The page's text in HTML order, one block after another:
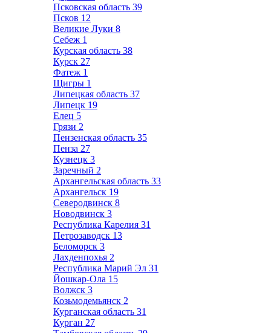
Псковская область 39
Псков 12
Великие Луки 8
Себеж 1
Курская область 38
Курск 27
Фатеж 1
Щигры 1
Липецкая область 37
Липецк 19
Елец 5
Грязи 2
Пензенская область 35
Пенза 27
Кузнецк 3
Заречный 2
Архангельская область 33
Архангельск 19
Северодвинск 8
Новодвинск 3
Республика Карелия 31
Петрозаводск 13
Беломорск 3
Лахденпохья 2
Республика Марий Эл 31
Йошкар-Ола 15
Волжск 3
Козьмодемьянск 2
Курганская область 31
Курган 27